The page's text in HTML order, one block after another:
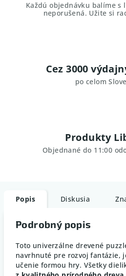
Každú objednávku balíme s
neporušená. Užite si
Cez 3000
po celom
Produkty
Objednané do 11:00
Popis Diskusia
Podrobný popis
Toto univerzálne drevené
navrhnuté pre rozvoj fantázie,
učenie formou hry. Všetky